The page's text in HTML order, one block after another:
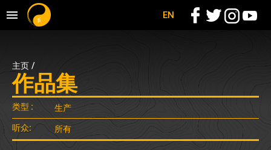
EN
主页 /
作品集
类型 :
听众: